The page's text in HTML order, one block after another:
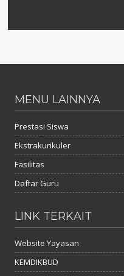
MENU LAINNYA
Prestasi Siswa
Ekstrakurikuler
Fasilitas
Daftar Guru
LINK TERKAIT
Website Yayasan
KEMDIKBUD